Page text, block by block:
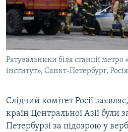
ВІДЕОУРОКИ «ELIFBE»
СВІДЧЕННЯ ОКУПАЦІЇ
ІНФОГРАФІКА
Русский
Qırımtatar
ДОЛУЧАЙСЯ!
Усі сайти RFE/RL
Рятувальники біля станції метро
інститут», Санкт-Петербург,
Слідчий комітет Росії
країн Центральної Азії були
Петербурзі за підозрою у